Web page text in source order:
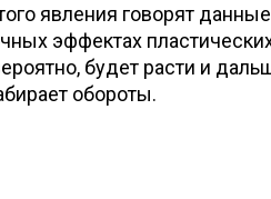
явления говорят данные
эффектах
будет расти и
обороты.